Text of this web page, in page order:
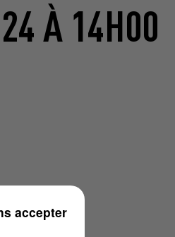
À 14H00
accepter